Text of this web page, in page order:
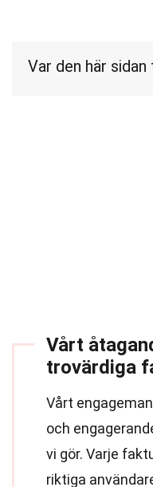
Var den här sidan
Vårt
trovärdiga
Vårt
och
vi gör. Varje
riktiga